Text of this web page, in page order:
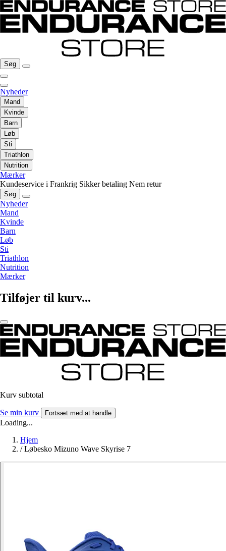
Søg
Nyheder
Mand
Kvinde
Barn
Løb
Sti
Triathlon
Nutrition
Mærker
Kundeservice i Frankrig Sikker betaling Nem retur
Søg
Nyheder
Mand
Kvinde
Barn
Løb
Sti
Triathlon
Nutrition
Mærker
Tilføjer til kurv...
Kurv subtotal
Se min kurv Fortsæt med at handle
Loading...
Hjem
/ Løbesko Mizuno Wave Skyrise 7